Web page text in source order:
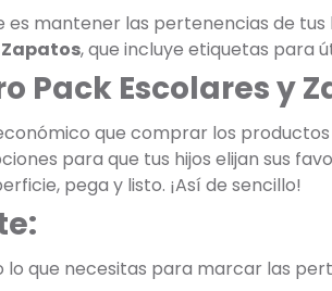
mantener las pertenencias de
Zapatos, que incluye etiquetas para
Pack Escolares y
que comprar los
para que tus hijos elijan sus
pega y listo. ¡Así de sencillo!
lo que necesitas para marcar las